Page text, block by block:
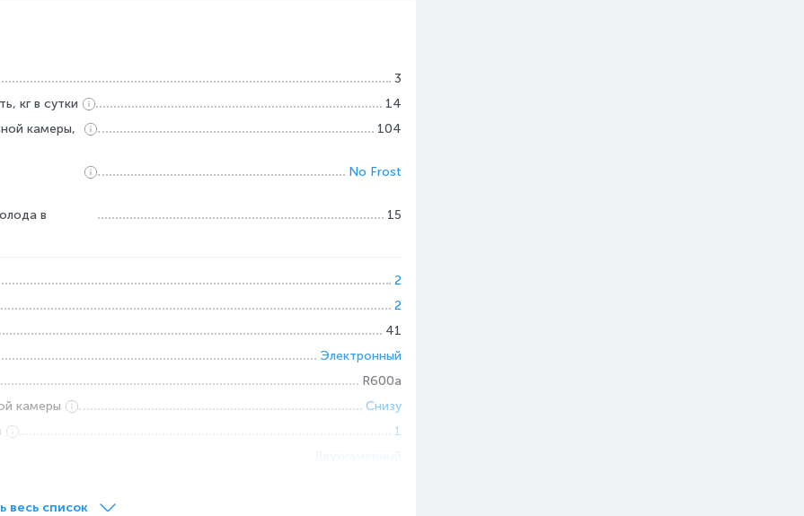
3
кг в cутки
14
камеры,
104
No Frost
в
15
2
2
41
Электронный
R600a
камеры
Снизу
1
Двухкамерный
весь список